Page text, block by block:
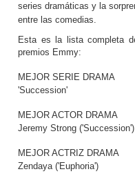
series dramáticas y la
entre las comedias.
Esta es la lista completa
premios Emmy:
MEJOR SERIE DRAMA
'Succession'
MEJOR ACTOR DRAMA
Jeremy Strong ('Succession')
MEJOR ACTRIZ DRAMA
Zendaya ('Euphoria')